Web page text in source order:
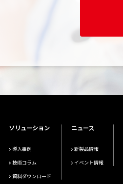
ソリューション
導入事例
技術コラム
資料ダウンロード
ニュース
新製品情報
イベント情報